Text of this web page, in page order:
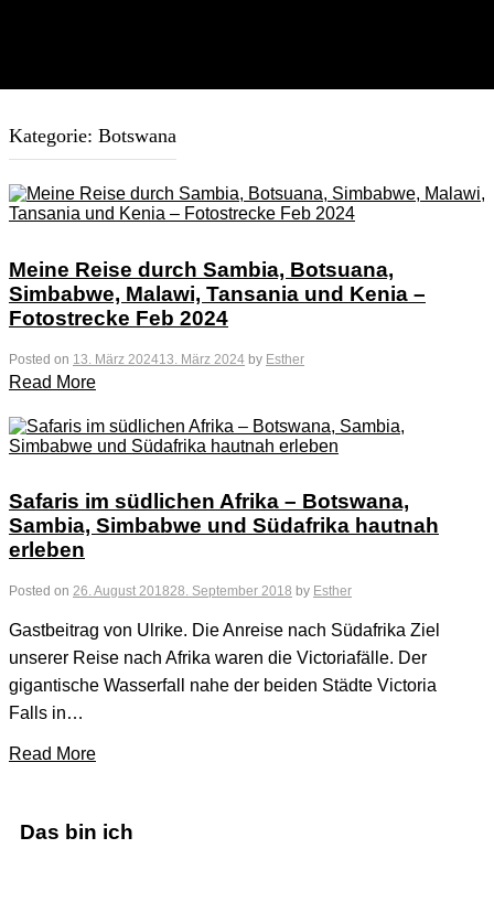
Kategorie: Botswana
Meine Reise durch Sambia, Botsuana,
Simbabwe, Malawi, Tansania und Kenia –
Fotostrecke Feb 2024
Posted on 13. März 202413. März 2024 by Esther
Read More
Safaris im südlichen Afrika – Botswana,
Sambia, Simbabwe und Südafrika hautnah
erleben
Posted on 26. August 201828. September 2018 by Esther
Gastbeitrag von Ulrike. Die Anreise nach Südafrika Ziel
unserer Reise nach Afrika waren die Victoriafälle. Der
gigantische Wasserfall nahe der beiden Städte Victoria
Falls in…
Read More
Das bin ich